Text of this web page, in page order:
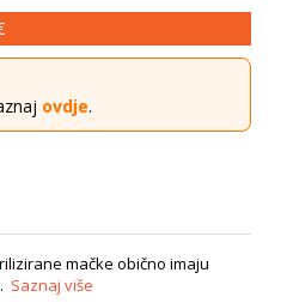
ovdje.
mačke obično imaju
Saznaj više